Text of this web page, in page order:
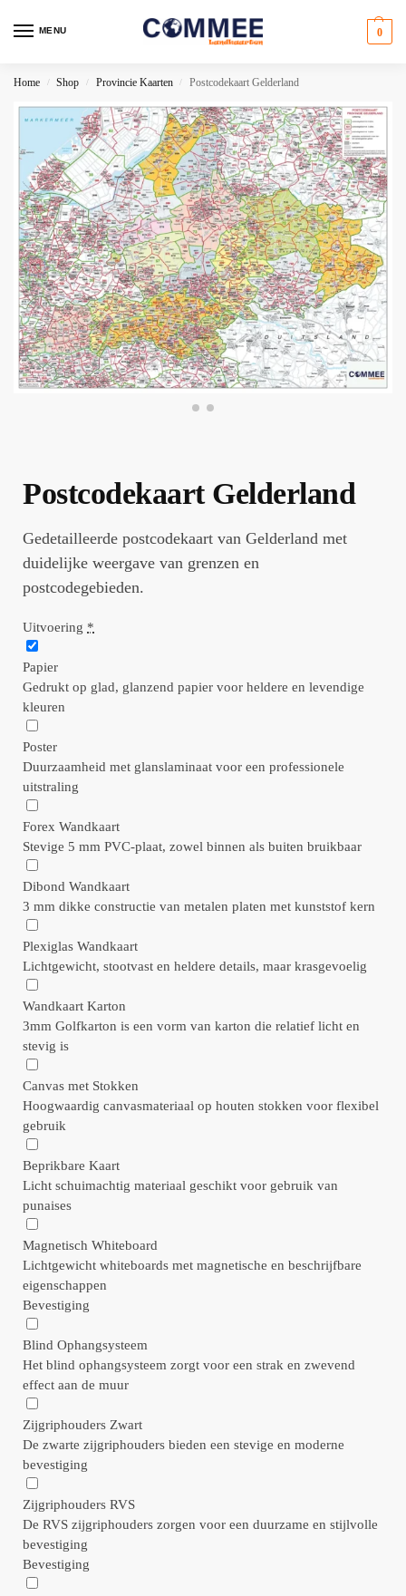
MENU 0
Home / Shop / Provincie Kaarten / Postcodekaart Gelderland
Postcodekaart Gelderland
Gedetailleerde postcodekaart van Gelderland met
duidelijke weergave van grenzen en
postcodegebieden.
Uitvoering *
Papier
Gedrukt op glad, glanzend papier voor heldere en levendige
kleuren
Poster
Duurzaamheid met glanslaminaat voor een professionele
uitstraling
Forex Wandkaart
Stevige 5 mm PVC-plaat, zowel binnen als buiten bruikbaar
Dibond Wandkaart
3 mm dikke constructie van metalen platen met kunststof kern
Plexiglas Wandkaart
Lichtgewicht, stootvast en heldere details, maar krasgevoelig
Wandkaart Karton
3mm Golfkarton is een vorm van karton die relatief licht en
stevig is
Canvas met Stokken
Hoogwaardig canvasmateriaal op houten stokken voor flexibel
gebruik
Beprikbare Kaart
Licht schuimachtig materiaal geschikt voor gebruik van
punaises
Magnetisch Whiteboard
Lichtgewicht whiteboards met magnetische en beschrijfbare
eigenschappen
Bevestiging
Blind Ophangsysteem
Het blind ophangsysteem zorgt voor een strak en zwevend
effect aan de muur
Zijgriphouders Zwart
De zwarte zijgriphouders bieden een stevige en moderne
bevestiging
Zijgriphouders RVS
De RVS zijgriphouders zorgen voor een duurzame en stijlvolle
bevestiging
Bevestiging